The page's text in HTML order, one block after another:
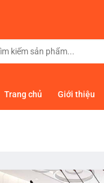
Trang chủ Giới thiệu